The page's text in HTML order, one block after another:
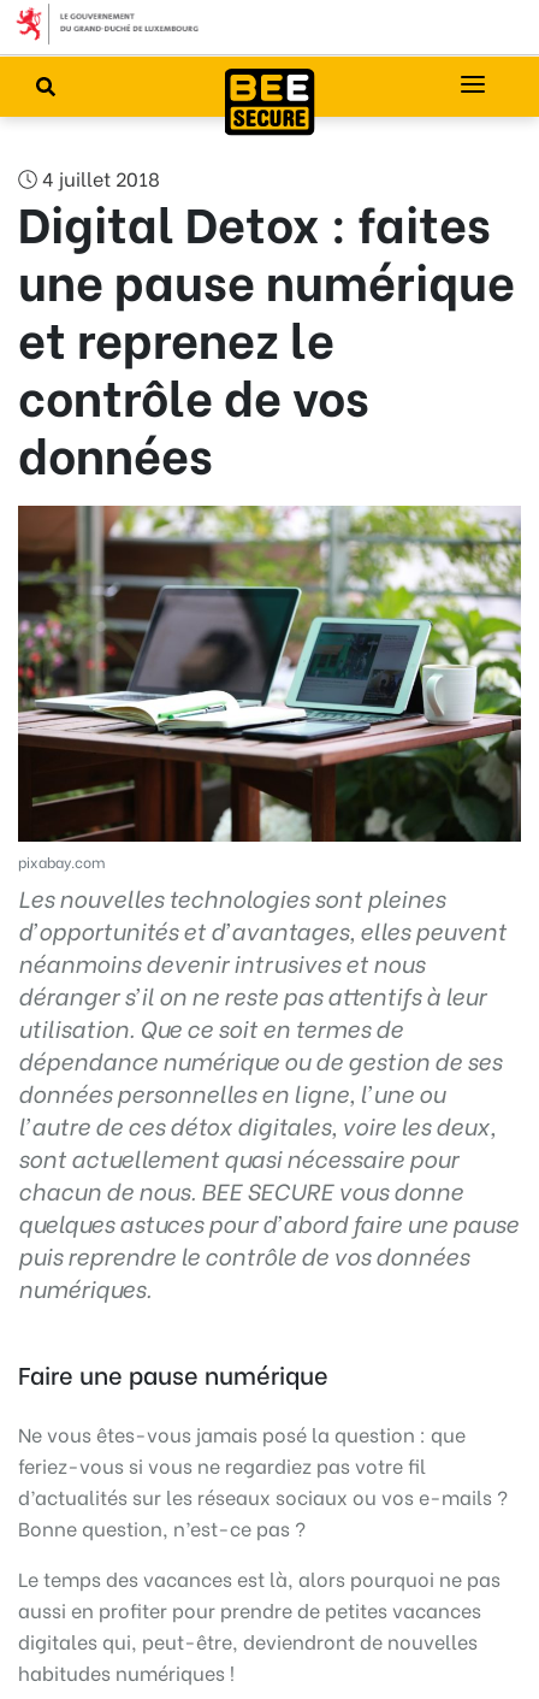
4 juillet 2018
Digital Detox : faites
une pause numérique
et reprenez le
contrôle de vos
données
pixabay.com
Les nouvelles technologies sont pleines
d’opportunités et d’avantages, elles peuvent
néanmoins devenir intrusives et nous
déranger s’il on ne reste pas attentifs à leur
utilisation. Que ce soit en termes de
dépendance numérique ou de gestion de ses
données personnelles en ligne, l’une ou
l’autre de ces détox digitales, voire les deux,
sont actuellement quasi nécessaire pour
chacun de nous. BEE SECURE vous donne
quelques astuces pour d’abord faire une pause
puis reprendre le contrôle de vos données
numériques.
Faire une pause numérique
Ne vous êtes-vous jamais posé la question : que
feriez-vous si vous ne regardiez pas votre fil
d’actualités sur les réseaux sociaux ou vos e-mails ?
Bonne question, n’est-ce pas ?
Le temps des vacances est là, alors pourquoi ne pas
aussi en profiter pour prendre de petites vacances
digitales qui, peut-être, deviendront de nouvelles
habitudes numériques !